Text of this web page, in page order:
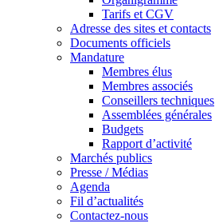
Tarifs et CGV
Adresse des sites et contacts
Documents officiels
Mandature
Membres élus
Membres associés
Conseillers techniques
Assemblées générales
Budgets
Rapport d’activité
Marchés publics
Presse / Médias
Agenda
Fil d’actualités
Contactez-nous